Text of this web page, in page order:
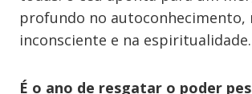
profundo no autoconhecimento,
inconsciente e na espiritualidade.
É o ano de resgatar o poder